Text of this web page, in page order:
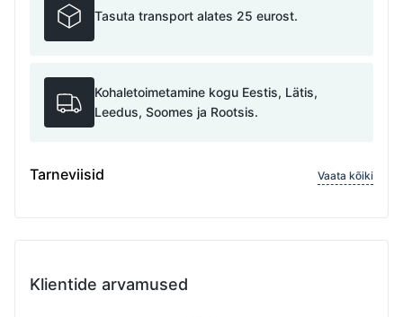
Tasuta transport alates 25 eurost.
Kohaletoimetamine kogu Eestis, Lätis,
Leedus, Soomes ja Rootsis.
Tarneviisid Vaata kõiki
Klientide arvamused